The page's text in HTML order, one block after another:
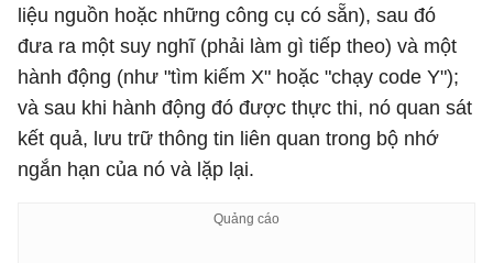
liệu nguồn hoặc những công cụ có sẵn), sau đó
đưa ra một suy nghĩ (phải làm gì tiếp theo) và một
hành động (như "tìm kiếm X" hoặc "chạy code Y");
và sau khi hành động đó được thực thi, nó quan sát
kết quả, lưu trữ thông tin liên quan trong bộ nhớ
ngắn hạn của nó và lặp lại.